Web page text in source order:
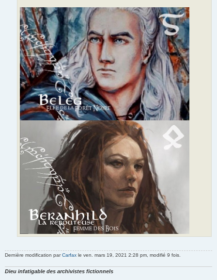
Dernière modification parCarfax le ven. mars 19, 2021 2:28 pm, modifié 9 fois.
Dieu infatigable des archivistes fictionnels